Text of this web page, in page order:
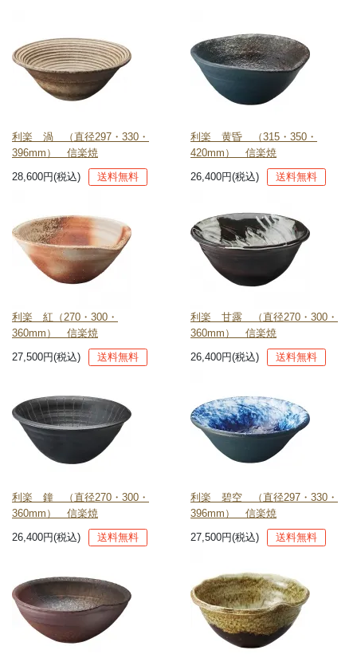
利楽 渦 （直径297・330・
396mm） 信楽焼
28,600円(税込)
送料無料
利楽 黄昏 （315・350・
420mm） 信楽焼
26,400円(税込)
送料無料
利楽 紅（270・300・
360mm） 信楽焼
27,500円(税込)
送料無料
利楽 甘露 （直径270・300・
360mm） 信楽焼
26,400円(税込)
送料無料
利楽 鐘 （直径270・300・
360mm） 信楽焼
26,400円(税込)
送料無料
利楽 碧空 （直径297・330・
396mm） 信楽焼
27,500円(税込)
送料無料